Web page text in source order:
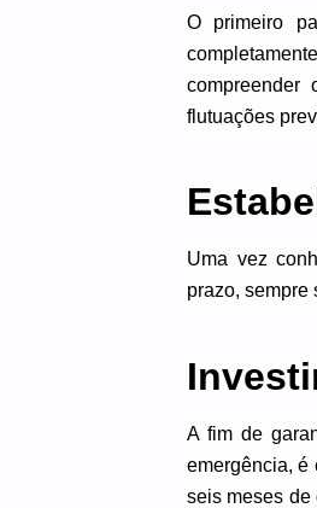
O primeiro
compreender
flutuações
Uma vez
prazo, sempre
A fim de
emergência, é
seis meses de